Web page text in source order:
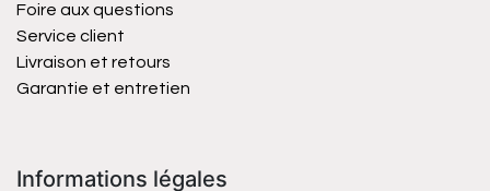
Foire aux questions
Service client
Livraison et retours
Garantie et entretien
Informations légales